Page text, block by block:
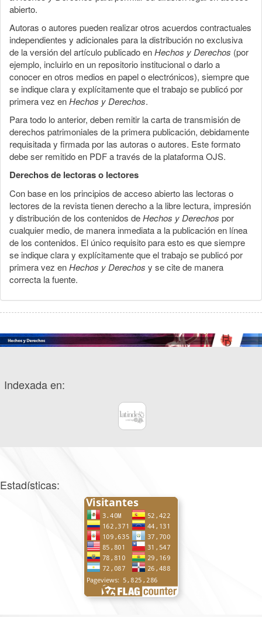
abierto.
Autoras o autores pueden realizar otros acuerdos contractuales
independientes y adicionales para la distribución no exclusiva
de la versión del artículo publicado enHechos y Derechos (por
ejemplo, incluirlo en un repositorio institucional o darlo a
conocer en otros medios en papel o electrónicos), siempre que
se indique clara y explícitamente que el trabajo se publicó por
primera vez enHechos y Derechos.
Para todo lo anterior, deben remitir la carta de transmisión de
derechos patrimoniales de la primera publicación, debidamente
requisitada y firmada por las autoras o autores. Este formato
debe ser remitido en PDF a través de la plataforma OJS.
Derechos de lectoras o lectores
Con base en los principios de acceso abierto las lectoras o
lectores de la revista tienen derecho a la libre lectura, impresión
y distribución de los contenidos deHechos y Derechos por
cualquier medio, de manera inmediata a la publicación en línea
de los contenidos. El único requisito para esto es que siempre
se indique clara y explícitamente que el trabajo se publicó por
primera vez enHechos y Derechos y se cite de manera
correcta la fuente.
Indexada en:
Estadísticas: